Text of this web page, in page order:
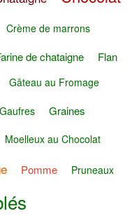
Crème de marrons
de chataigne Flan
Gâteau au Fromage
Gaufres
Graines
Moelleux au Chocolat
Pomme Pruneaux